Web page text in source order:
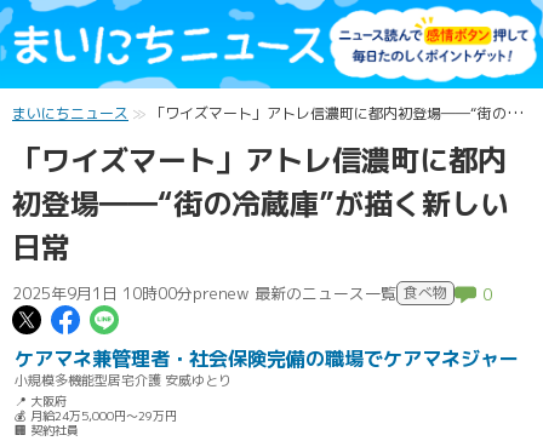
まいにちニュース 「ワイズマート」アトレ信濃町に都内初登場――“街の冷蔵庫”が描く新しい日常
「ワイズマート」アトレ信濃町に都内
初登場――“街の冷蔵庫”が描く新しい
日常
2025年9月1日 10時00分prenew 最新のニュース一覧 食べ物 0
この記事についてポスト
この記事についてFacebookでシェ
ケアマネ兼管理者・社会保険完備の職場でケアマネジャー
小規模多機能型居宅介護 安威ゆとり
📍 大阪府
💰 月給24万5,000円～29万円
🏢 契約社員